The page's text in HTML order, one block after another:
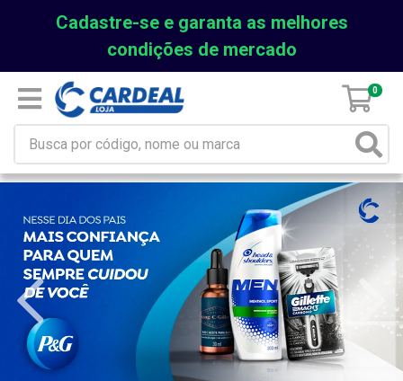
Cadastre-se e garanta as melhores
condições de mercado
0